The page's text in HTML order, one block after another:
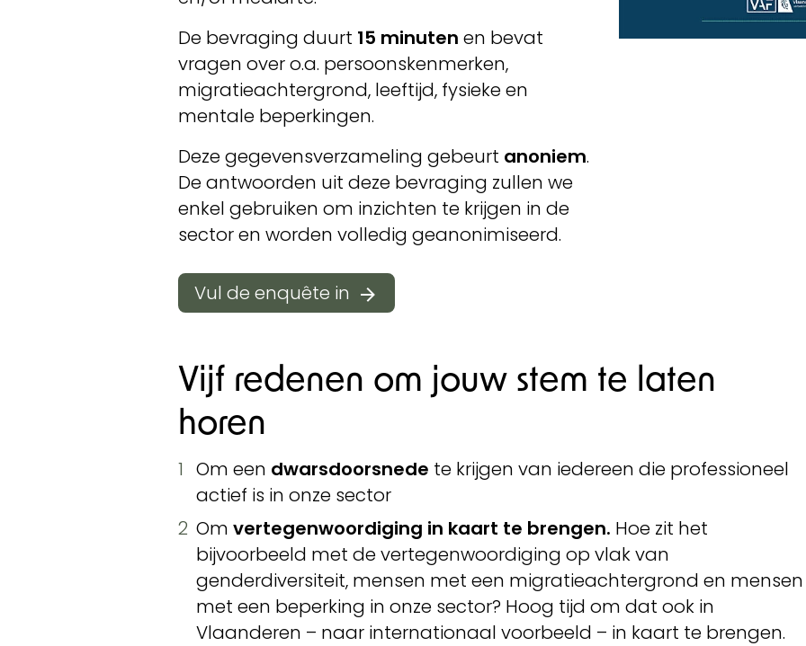
De bevraging duurt 15 minuten en bevat
vragen over o.a. persoonskenmerken,
migratieachtergrond, leeftijd, fysieke en
mentale beperkingen.
Deze gegevensverzameling gebeurt anoniem.
De antwoorden uit deze bevraging zullen we
enkel gebruiken om inzichten te krijgen in de
sector en worden volledig geanonimiseerd.
Vul de enquête in
Vijf redenen om jouw stem te laten
horen
Om een dwarsdoorsnede te krijgen van iedereen die professioneel
actief is in onze sector
Om vertegenwoordiging in kaart te brengen. Hoe zit het
bijvoorbeeld met de vertegenwoordiging op vlak van
genderdiversiteit, mensen met een migratieachtergrond en mensen
met een beperking in onze sector? Hoog tijd om dat ook in
Vlaanderen – naar internationaal voorbeeld – in kaart te brengen.